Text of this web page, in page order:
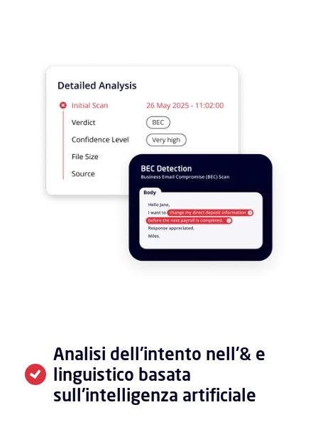
Analisi dell'intento nell'& e
linguistico basata
sull'intelligenza artificiale